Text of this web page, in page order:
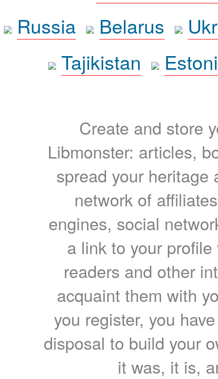
Russia
Belarus
Tajikistan
Create and store
Libmonster: articles,
spread your heritage
network of
engines, social
a link to your
readers and other
acquaint them with
you register, you
disposal to build your
it was, it is,